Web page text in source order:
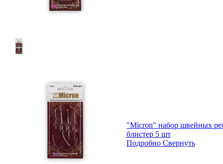
"Micron" набор швейных
блистер 5 шт
Подробно Свернуть